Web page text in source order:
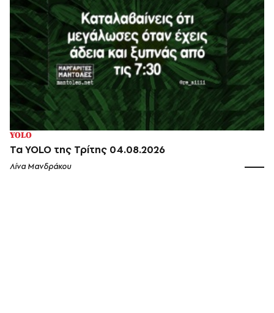
YOLO
Τα YOLO της Τρίτης 04.08.2026
Λίνα Μανδράκου